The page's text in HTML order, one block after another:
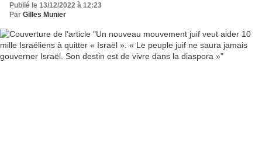
Publié le 13/12/2022 à 12:23
Par Gilles Munier